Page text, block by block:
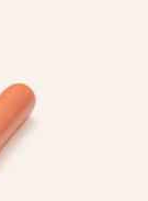
важное